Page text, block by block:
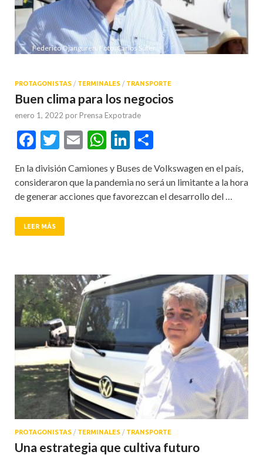
Federico Ojanguren. Foto: Carlos Suter
PROTAGONISTAS / TERMINALES / TRANSPORTE
Buen clima para los negocios
enero 1, 2022 por Prensa Expotrade
Facebook
Twitter
EmailWhatsApp
LinkedIn
En la división Camiones y Buses de Volkswagen en el país,
consideraron que la pandemia no será un limitante a la hora
de generar acciones que favorezcan el desarrollo del …
LEER MÁS
PROTAGONISTAS / TERMINALES / TRANSPORTE
Una estrategia que cultiva futuro